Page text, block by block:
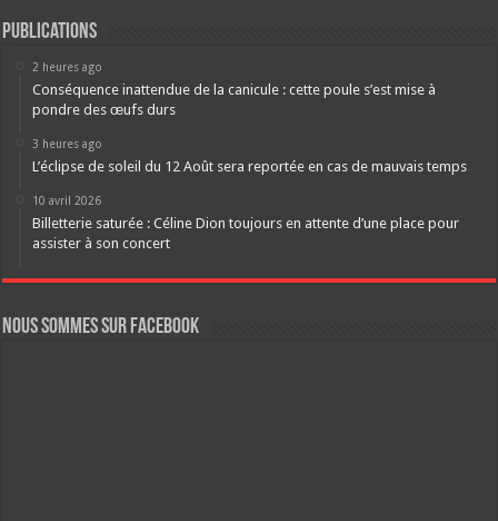
Publications
2 heures ago
Conséquence inattendue de la canicule : cette poule s’est mise à
pondre des œufs durs
3 heures ago
L’éclipse de soleil du 12 Août sera reportée en cas de mauvais temps
10 avril 2026
Billetterie saturée : Céline Dion toujours en attente d’une place pour
assister à son concert
Nous sommes sur FaceBook